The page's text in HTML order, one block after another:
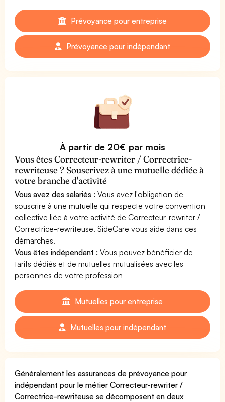
Prévoyance pour entreprise
Prévoyance pour indépendant
À partir de 20€ par mois
Vous êtes Correcteur-rewriter / Correctrice-
rewriteuse ? Souscrivez à une mutuelle dédiée à
votre branche d'activité
Vous avez des salariés : Vous avez l'obligation de
souscrire à une mutuelle qui respecte votre convention
collective liée à votre activité de Correcteur-rewriter /
Correctrice-rewriteuse. SideCare vous aide dans ces
démarches.
Vous êtes indépendant : Vous pouvez bénéficier de
tarifs dédiés et de mutuelles mutualisées avec les
personnes de votre profession
Mutuelles pour entreprise
Mutuelles pour indépendant
Généralement les assurances de prévoyance pour
indépendant pour le métier Correcteur-rewriter /
Correctrice-rewriteuse se décomposent en deux